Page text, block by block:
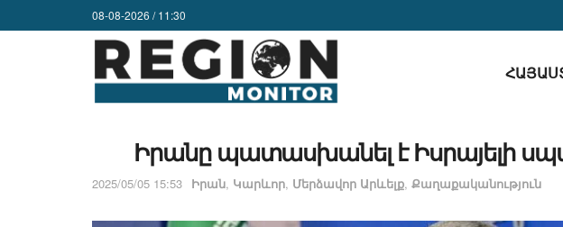
08-08-2026 / 11:30
Իրանը պատասխանել է Իսրայելի
2025/05/05 15:53 Իրան, Կարևոր, Մերձավոր Արևելք, Քաղաքականություն